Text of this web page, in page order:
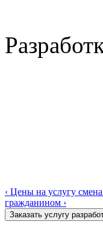
‹ Цены на услугу
гражданином ›